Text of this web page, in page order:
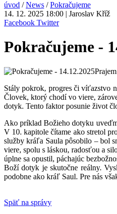
úvod /News /Pokračujeme
14. 12. 2025 18:00 | Jaroslav Kříž
Facebook Twitter
Pokračujeme -
Stály pokrok, progres či víťazstvo
Človek, ktorý chodí vo viere,
dotyk. Tento faktor posunie život
Ako príklad Božieho dotyku
V 10. kapitole čítame ako stretol
služby kráľa Saula pôsobilo – bol
viere, spolu s láskou, radosťou a
úplne sa opustil, páchajúc
Boží dotyk je skutočne reálny.
podobne ako kráľ Saul. Pre nás
Späť na správy